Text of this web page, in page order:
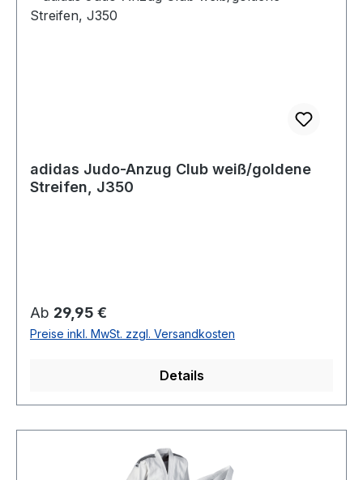
adidas Judo-Anzug Club weiß/goldene
Streifen, J350
Regulärer Preis:
Ab 29,95 €
Preise inkl. MwSt. zzgl. Versandkosten
Details